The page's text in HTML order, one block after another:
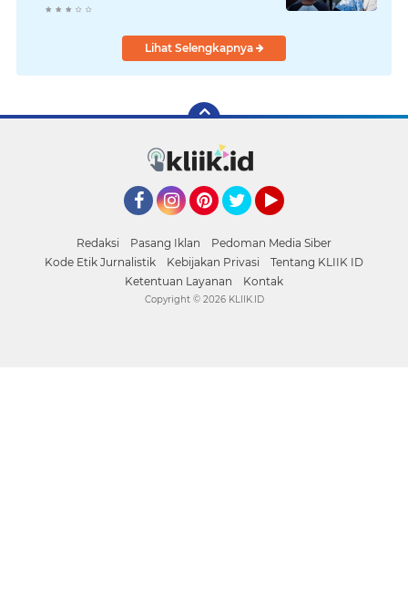
Lihat Selengkapnya
Redaksi Pasang Iklan
Pedoman Media Siber
Kode Etik Jurnalistik
Kebijakan Privasi
Tentang KLIIK ID
Ketentuan Layanan
Kontak
Copyright © 2026 KLIIK.ID